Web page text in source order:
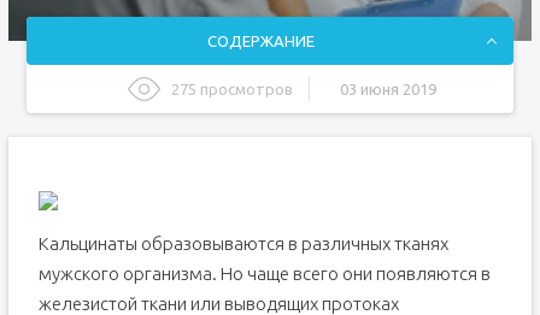
СОДЕРЖАНИЕ
275 просмотров 03 июня 2019
Лечение
Кальцинаты образовываются в различных тканях
мужского организма. Но чаще всего они появляются в
железистой ткани или выводящих протоках